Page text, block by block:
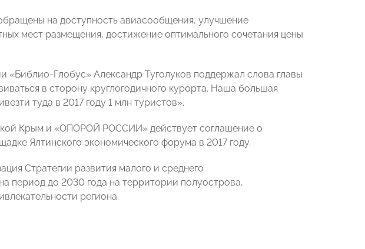
на доступность авиасообщения, улучшение
мест размещения, достижение оптимального сочетания цены
Глобус» Александр Туголуков поддержал слова главы
в сторону круглогодичного курорта. Наша большая
туда в 2017 году 1 млн туристов».
Крым и «ОПОРОЙ РОССИИ» действует соглашение о
Ялтинского экономического форума в 2017 году.
Стратегии развития малого и среднего
период до 2030 года на территории полуострова,
региона.